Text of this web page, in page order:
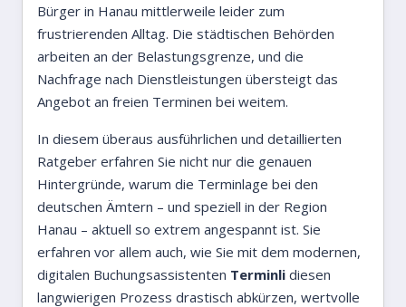
Bürger in Hanau mittlerweile leider zum
frustrierenden Alltag. Die städtischen Behörden
arbeiten an der Belastungsgrenze, und die
Nachfrage nach Dienstleistungen übersteigt das
Angebot an freien Terminen bei weitem.
In diesem überaus ausführlichen und detaillierten
Ratgeber erfahren Sie nicht nur die genauen
Hintergründe, warum die Terminlage bei den
deutschen Ämtern – und speziell in der Region
Hanau – aktuell so extrem angespannt ist. Sie
erfahren vor allem auch, wie Sie mit dem modernen,
digitalen Buchungsassistenten Terminli diesen
langwierigen Prozess drastisch abkürzen, wertvolle